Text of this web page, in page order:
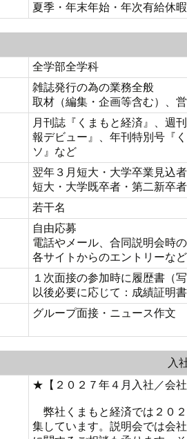
夏季・年末年始・年次有給休
全学部全学科
雑誌発行の為の業務全般
取材（編集・企画等含む）、
月刊誌『くまもと経済』、週
報デビュー』、年刊特別号『
ソ』など
翌年３月短大・大学卒業見込
短大・大学既卒者・第二新卒者
若干名
自由応募
電話やメール、合同説明会時
各サイトからのエントリーなど
１次面接の参加時に履歴書（
以後必要に応じて：成績証明
グループ面接・ニュース作文
入
★【２０２７年４月入社／会
弊社くまもと経済では２０
集しています。説明会では会